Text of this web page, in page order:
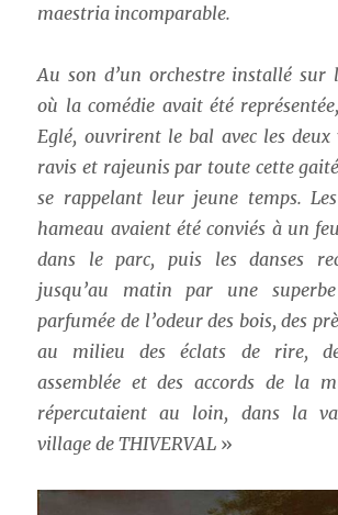
maestria incomparable.
Au son d’un orchestre installé sur
où la comédie avait été
Eglé, ouvrirent le bal avec les
ravis et rajeunis par toute cette
se rappelant leur jeune temps.
hameau avaient été conviés à un
dans le parc, puis les danses
jusqu’au matin par une
parfumée de l’odeur des bois, des
au milieu des éclats de rire,
assemblée et des accords de la
répercutaient au loin, dans la
village de THIVERVAL »